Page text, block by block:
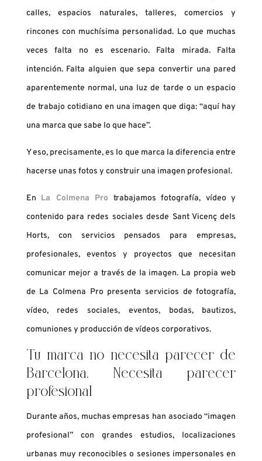
calles, espacios naturales, talleres, comercios y
rincones con muchísima personalidad. Lo que muchas
veces falta no es escenario. Falta mirada. Falta
intención. Falta alguien que sepa convertir una pared
aparentemente normal, una luz de tarde o un espacio
de trabajo cotidiano en una imagen que diga: “aquí hay
una marca que sabe lo que hace”.
Y eso, precisamente, es lo que marca la diferencia entre
hacerse unas fotos y construir una imagen profesional.
En La Colmena Pro trabajamos fotografía, vídeo y
contenido para redes sociales desde Sant Vicenç dels
Horts, con servicios pensados para empresas,
profesionales, eventos y proyectos que necesitan
comunicar mejor a través de la imagen. La propia web
de La Colmena Pro presenta servicios de fotografía,
vídeo, redes sociales, eventos, bodas, bautizos,
comuniones y producción de vídeos corporativos.
Tu marca no necesita parecer de
Barcelona. Necesita parecer
profesional
Durante años, muchas empresas han asociado “imagen
profesional” con grandes estudios, localizaciones
urbanas muy reconocibles o sesiones impersonales en